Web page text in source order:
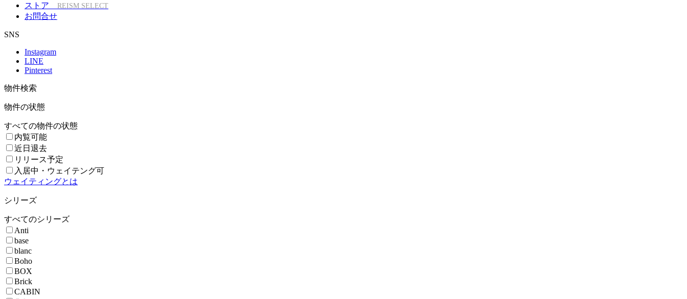
ストア REISM SELECT
お問合せ
SNS
Instagram
LINE
Pinterest
物件検索
物件の状態
すべての物件の状態
内覧可能
近日退去
リリース予定
入居中・ウェイテング可
ウェイティングとは
シリーズ
すべてのシリーズ
Anti
base
blanc
Boho
BOX
Brick
CABIN